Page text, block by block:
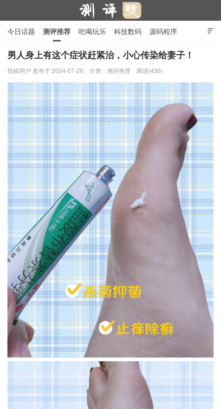
测评号

今日话题 测评推荐 吃喝玩乐 科技数码 源码程序
行业产品 在线投稿 隐私政策
男人身上有这个症状赶紧治，小心传染给妻子！
投稿用户 发布于 2024-07-26 分类： 测评推荐 阅读(430)